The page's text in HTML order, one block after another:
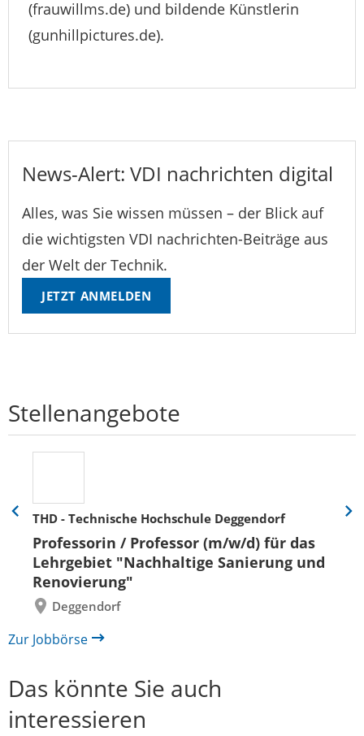
(frauwillms.de) und bildende Künstlerin
(gunhillpictures.de).
News-Alert: VDI nachrichten digital
Alles, was Sie wissen müssen – der Blick auf
die wichtigsten VDI nachrichten-Beiträge aus
der Welt der Technik.
JETZT ANMELDEN
Stellenangebote
THD - Technische Hochschule Deggendorf
Professorin / Professor (m/w/d) für das
Lehrgebiet "Nachhaltige Sanierung und
Renovierung"
Deggendorf
Eine
zurück
Eine
Zur Jobbörse
Das könnte Sie auch
interessieren